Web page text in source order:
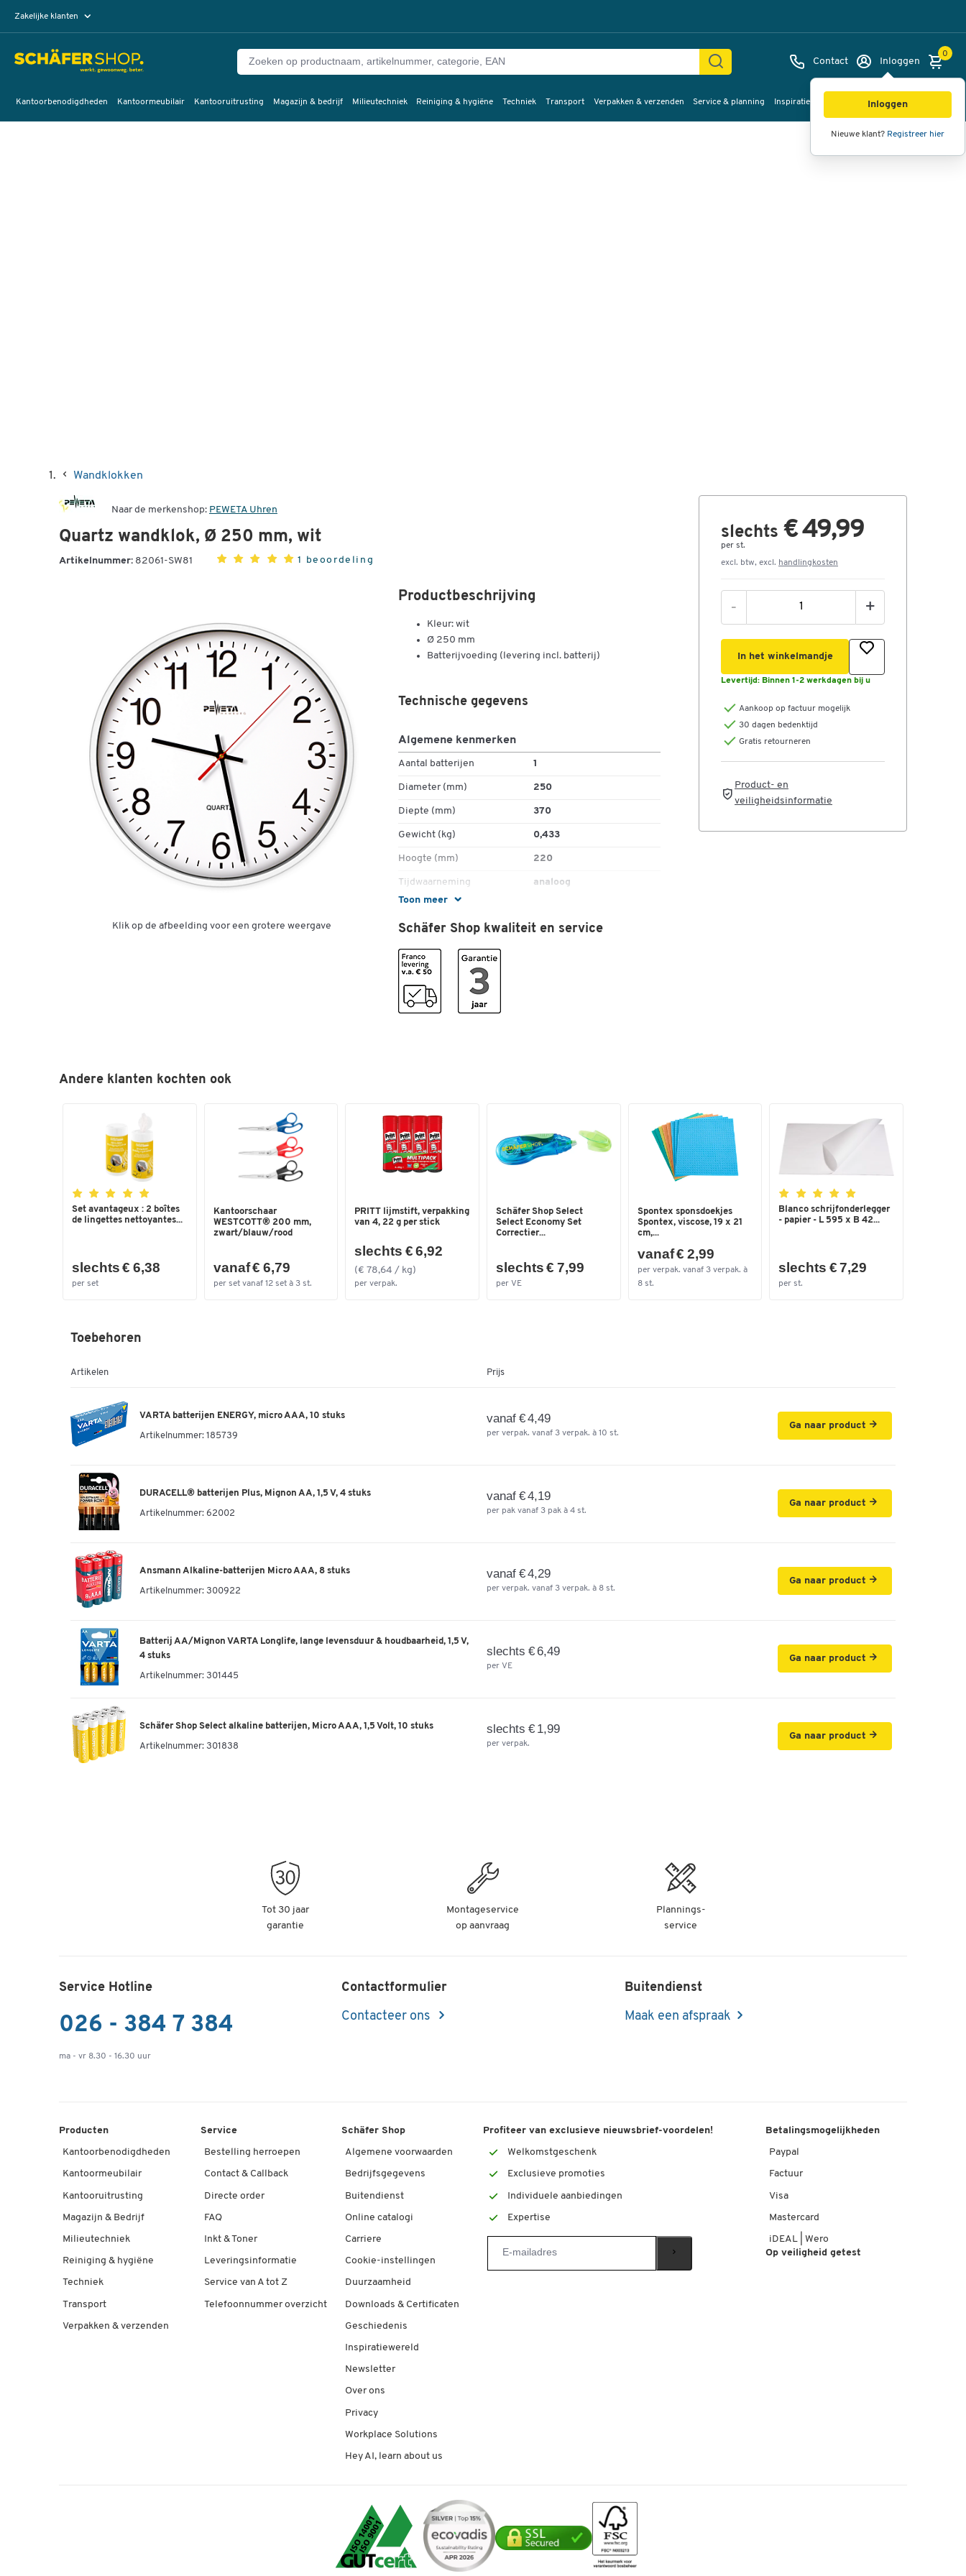
Zakelijke klanten
Contact Inloggen
Inloggen
Nieuwe klant? Registreer hier
0
Kantoorbenodigdheden Kantoormeubilair Kantooruitrusting Magazijn & bedrijf Milieutechniek Reiniging & hygiëne Techniek Transport Verpakken & verzenden Service & planning Inspiratie
Wandklokken
Naar de merkenshop: PEWETA Uhren
Quartz wandklok, Ø 250 mm, wit
Artikelnummer: 82061-SW81 1 beoordeling
Klik op de afbeelding voor een grotere weergave
Productbeschrijving
Kleur: wit
Ø 250 mm
Batterijvoeding (levering incl. batterij)
Toon meer
Technische gegevens
Algemene kenmerken
Aantal batterijen 1
Diameter (mm) 250
Diepte (mm) 370
Gewicht (kg) 0,433
Hoogte (mm) 220
Tijdwaarneming analoog
Type
Uitvoering cijferplaat
Schäfer Shop kwaliteit en service
slechts € 49,99
per st.
excl. btw, excl. handlingkosten
- +
In het winkelmandje
Levertijd: Binnen 1-2 werkdagen bij u
Aankoop op factuur mogelijk
30 dagen bedenktijd
Gratis retourneren
Product- en
veiligheidsinformatie
Andere klanten kochten ook
Set avantageux : 2 boîtes
de lingettes nettoyantes...
slechts € 6,38
per set
Kantoorschaar
WESTCOTT® 200 mm,
zwart/blauw/rood
vanaf € 6,79
per set vanaf 12 set à 3 st.
PRITT lijmstift, verpakking
van 4, 22 g per stick
slechts € 6,92
(€ 78,64 / kg)
per verpak.
Schäfer Shop Select
Select Economy Set
Correctier...
slechts € 7,99
per VE
Spontex sponsdoekjes
Spontex, viscose, 19 x 21
cm,...
vanaf € 2,99
per verpak. vanaf 3 verpak. à
8 st.
Blanco schrijfonderlegger
- papier - L 595 x B 42...
slechts € 7,29
per st.
Toebehoren
Artikelen Prijs
VARTA batterijen ENERGY, micro AAA, 10 stuks
Artikelnummer: 185739
vanaf € 4,49
per verpak. vanaf 3 verpak. à 10 st.
Ga naar product
DURACELL® batterijen Plus, Mignon AA, 1,5 V, 4 stuks
Artikelnummer: 62002
vanaf € 4,19
per pak vanaf 3 pak à 4 st.
Ga naar product
Ansmann Alkaline-batterijen Micro AAA, 8 stuks
Artikelnummer: 300922
vanaf € 4,29
per verpak. vanaf 3 verpak. à 8 st.
Ga naar product
Batterij AA/Mignon VARTA Longlife, lange levensduur & houdbaarheid, 1,5 V,
4 stuks
Artikelnummer: 301445
slechts € 6,49
per VE
Ga naar product
Schäfer Shop Select alkaline batterijen, Micro AAA, 1,5 Volt, 10 stuks
Artikelnummer: 301838
slechts € 1,99
per verpak.
Ga naar product
Afbeeldingen Video's
360°
weergave
Tot 30 jaar
garantie
Montageservice
op aanvraag
Plannings-
service
Service Hotline
026 - 384 7 384
ma - vr 8.30 - 16.30 uur
Contactformulier
Contacteer ons
Buitendienst
Maak een afspraak
Producten
Kantoorbenodigdheden
Kantoormeubilair
Kantooruitrusting
Magazijn & Bedrijf
Milieutechniek
Reiniging & hygiëne
Techniek
Transport
Verpakken & verzenden
Service
Bestelling herroepen
Contact & Callback
Directe order
FAQ
Inkt & Toner
Leveringsinformatie
Service van A tot Z
Telefoonnummer overzicht
Schäfer Shop
Algemene voorwaarden
Bedrijfsgegevens
Buitendienst
Online catalogi
Carriere
Cookie-instellingen
Duurzaamheid
Downloads & Certificaten
Geschiedenis
Inspiratiewereld
Newsletter
Over ons
Privacy
Workplace Solutions
Hey AI, learn about us
Profiteer van exclusieve nieuwsbrief-voordelen!
Welkomstgeschenk
Exclusieve promoties
Individuele aanbiedingen
Expertise
Betalingsmogelijkheden
Paypal
Factuur
Visa
Mastercard
iDEAL | Wero
Op veiligheid getest